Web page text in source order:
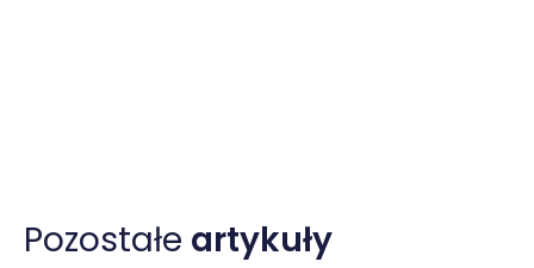
Pozostałe artykuły